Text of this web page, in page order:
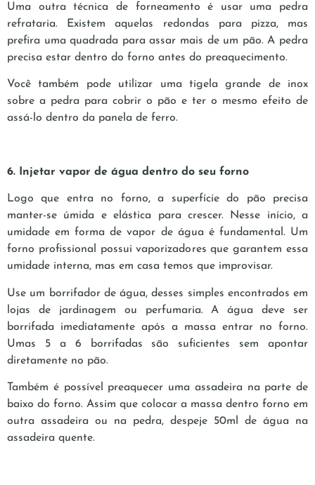
Uma outra técnica de forneamento é usar uma pedra
refrataria. Existem aquelas redondas para pizza, mas
prefira uma quadrada para assar mais de um pão. A pedra
precisa estar dentro do forno antes do preaquecimento.
Você também pode utilizar uma tigela grande de inox
sobre a pedra para cobrir o pão e ter o mesmo efeito de
assá-lo dentro da panela de ferro.
6. Injetar vapor de água dentro do seu forno
Logo que entra no forno, a superfície do pão precisa
manter-se úmida e elástica para crescer. Nesse início, a
umidade em forma de vapor de água é fundamental. Um
forno profissional possui vaporizadores que garantem essa
umidade interna, mas em casa temos que improvisar.
Use um borrifador de água, desses simples encontrados em
lojas de jardinagem ou perfumaria. A água deve ser
borrifada imediatamente após a massa entrar no forno.
Umas 5 a 6 borrifadas são suficientes sem apontar
diretamente no pão.
Também é possível preaquecer uma assadeira na parte de
baixo do forno. Assim que colocar a massa dentro forno em
outra assadeira ou na pedra, despeje 50ml de água na
assadeira quente.